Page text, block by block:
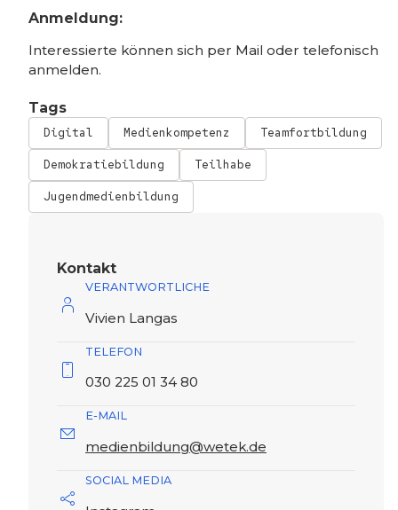
Anmeldung:
Interessierte können sich per Mail oder telefonisch
anmelden.
Tags
Digital Medienkompetenz Teamfortbildung
Demokratiebildung Teilhabe
Jugendmedienbildung
Kontakt
VERANTWORTLICHE
Vivien Langas
TELEFON
030 225 01 34 80
E-MAIL
medienbildung@wetek.de
SOCIAL MEDIA